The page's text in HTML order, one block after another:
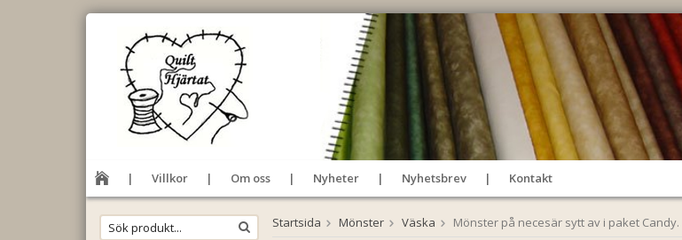
Villkor
Om oss Nyheter Nyhetsbrev Kontakt
Startsida Mönster Väska Mönster på necesär sytt av i paket Candy.